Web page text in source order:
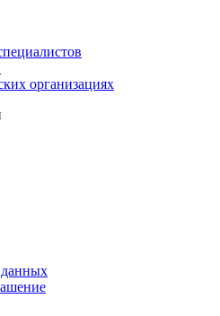
организациях